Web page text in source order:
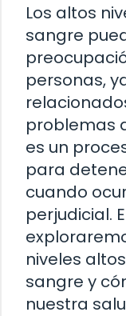
Los altos
sangre
personas,
problemas
es un
para
cuando
perjudicial.
niveles
sangre y
nuestra